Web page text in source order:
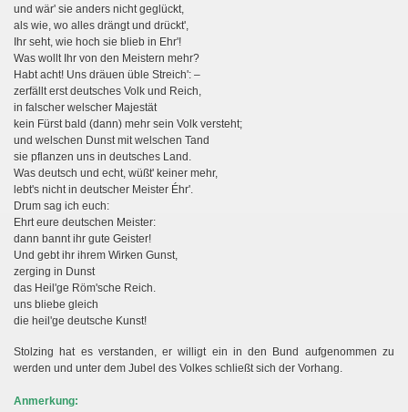
und wär' sie anders nicht geglückt,
als wie, wo alles drängt und drückt',
Ihr seht, wie hoch sie blieb in Ehr'!
Was wollt Ihr von den Meistern mehr?
Habt acht! Uns dräuen üble Streich': –
zerfällt erst deutsches Volk und Reich,
in falscher welscher Majestät
kein Fürst bald (dann) mehr sein Volk versteht;
und welschen Dunst mit welschen Tand
sie pflanzen uns in deutsches Land.
Was deutsch und echt, wüßt' keiner mehr,
lebt's nicht in deutscher Meister Éhr'.
Drum sag ich euch:
Ehrt eure deutschen Meister:
dann bannt ihr gute Geister!
Und gebt ihr ihrem Wirken Gunst,
zerging in Dunst
das Heil'ge Röm'sche Reich.
uns bliebe gleich
die heil'ge deutsche Kunst!
Stolzing hat es verstanden, er willigt ein in den Bund aufgenommen zu
werden und unter dem Jubel des Volkes schließt sich der Vorhang.
Anmerkung: